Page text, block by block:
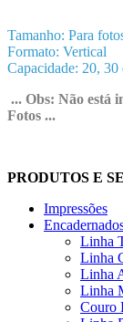
Tamanho: Para
Formato: Vertical
Capacidade: 20, 30
... Obs: Não está
Fotos ...
PRODUTOS E
Impressões
Linha
Linha
Linha
Linha
Couro